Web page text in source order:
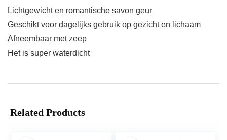
Lichtgewicht en romantische savon geur
Geschikt voor dagelijks gebruik op gezicht en lichaam
Afneembaar met zeep
Het is super waterdicht
Related Products